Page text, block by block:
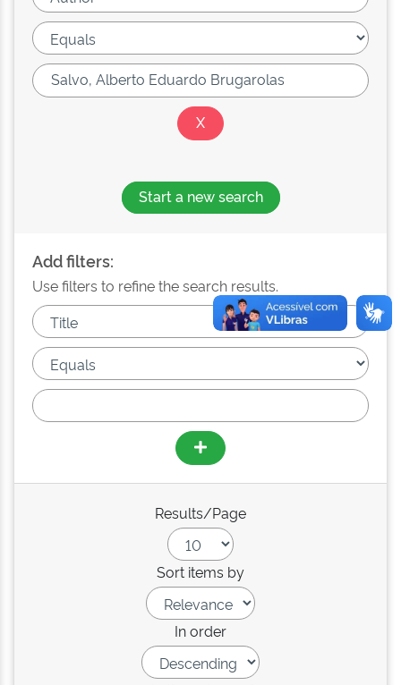
Start a new search
Add filters:
Use filters to refine the search results.
Results/Page
Sort items by
In order